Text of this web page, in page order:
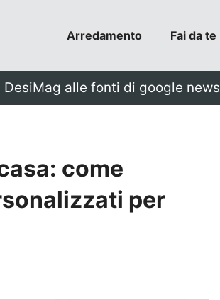
Arredamento Fai da te
alle fonti di google news
come
per